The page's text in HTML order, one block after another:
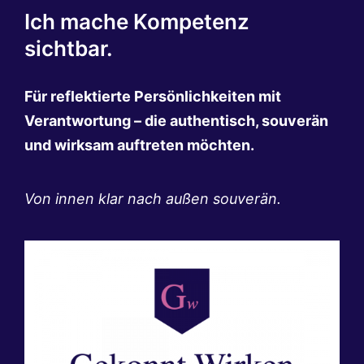
Ich mache Kompetenz
sichtbar.
Für reflektierte Persönlichkeiten mit
Verantwortung – die authentisch, souverän
und wirksam auftreten möchten.
Von innen klar nach außen souverän.